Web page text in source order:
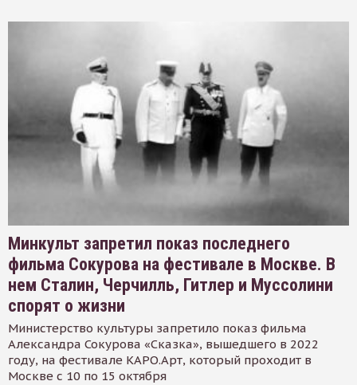
Минкульт запретил показ последнего
фильма Сокурова на фестивале в Москве. В
нем Сталин, Черчилль, Гитлер и Муссолини
спорят о жизни
Министерство культуры запретило показ фильма
Александра Сокурова «Сказка», вышедшего в 2022
году, на фестивале КАРО.Арт, который проходит в
Москве с 10 по 15 октября